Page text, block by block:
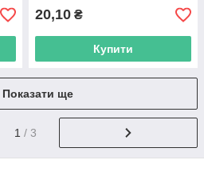
20,10 ₴
Купити
Показати ще
1 / 3